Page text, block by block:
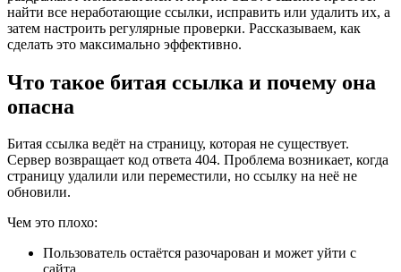
найти все неработающие ссылки, исправить или удалить их, а
затем настроить регулярные проверки. Рассказываем, как
сделать это максимально эффективно.
Что такое битая ссылка и почему она
опасна
Битая ссылка ведёт на страницу, которая не существует.
Сервер возвращает код ответа 404. Проблема возникает, когда
страницу удалили или переместили, но ссылку на неё не
обновили.
Чем это плохо:
Пользователь остаётся разочарован и может уйти с